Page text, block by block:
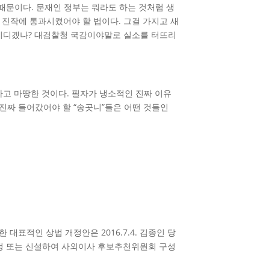
이다. 문재인 정부는 뭐라도 하는 것처럼 생
작에 통과시켰어야 할 법이다. 그걸 가지고 새
겠나? 대검찰청 국감이야말로 실소를 터뜨리
마땅한 것이다. 필자가 냉소적인 진짜 이유
들어갔어야 할 “송곳니”들은 어떤 것들인
대표적인 상법 개정안은 2016.7.4. 김종인 당
는 신설하여 사외이사 후보추천위원회 구성